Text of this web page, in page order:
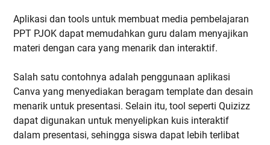
Aplikasi dan tools untuk membuat media pembelajaran
PPT PJOK dapat memudahkan guru dalam menyajikan
materi dengan cara yang menarik dan interaktif.
Salah satu contohnya adalah penggunaan aplikasi
Canva yang menyediakan beragam template dan desain
menarik untuk presentasi. Selain itu, tool seperti Quizizz
dapat digunakan untuk menyelipkan kuis interaktif
dalam presentasi, sehingga siswa dapat lebih terlibat